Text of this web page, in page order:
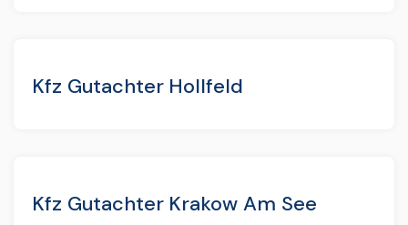
Kfz Gutachter Hollfeld
Kfz Gutachter Krakow Am See